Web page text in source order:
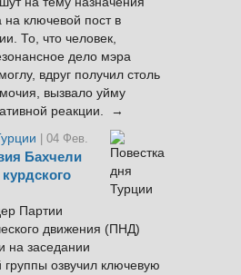
ключевой пост в
То, что человек,
дело мэра
вдруг получил столь
вызвало уйму
реакции. →
| 04 Фев.
Бахчели
Партии
движения (ПНД)
на заседании
группы озвучил ключевую